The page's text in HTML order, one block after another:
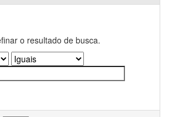
o resultado de busca.